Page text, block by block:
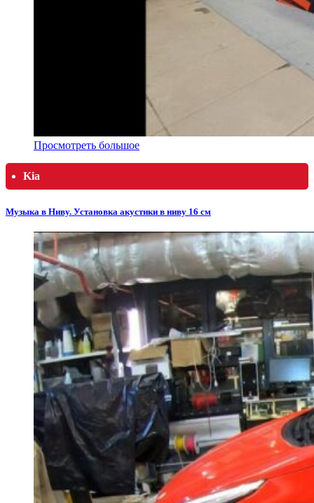
Просмотреть большое
Kia
Музыка в Ниву. Установка акустики в ниву 16 см